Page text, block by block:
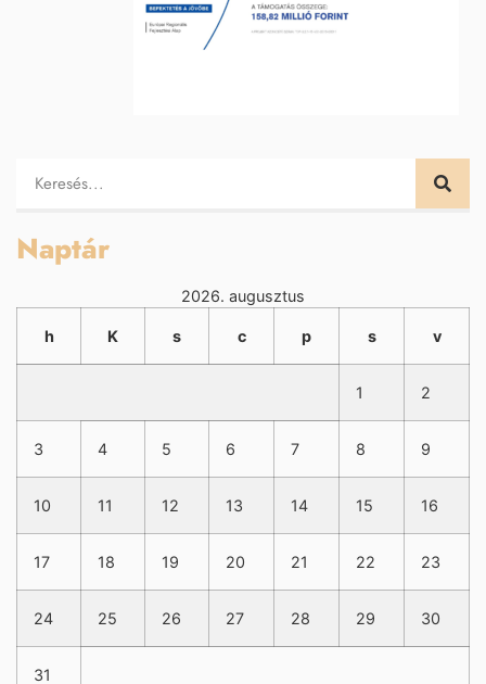
Naptár
2026. augusztus
h K s c p s v
1 2
3 4 5 6 7 8 9
10 11 12 13 14 15 16
17 18 19 20 21 22 23
24 25 26 27 28 29 30
31